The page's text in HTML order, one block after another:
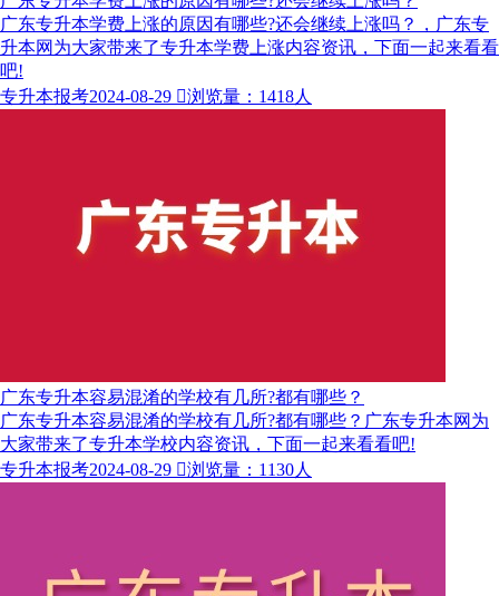
广东专升本学费上涨的原因有哪些?还会继续上涨吗？，广东专
升本网为大家带来了专升本学费上涨内容资讯，下面一起来看看
吧!
专升本报考2024-08-29 浏览量：1418人
广东专升本容易混淆的学校有几所?都有哪些？
广东专升本容易混淆的学校有几所?都有哪些？广东专升本网为
大家带来了专升本学校内容资讯，下面一起来看看吧!
专升本报考2024-08-29 浏览量：1130人